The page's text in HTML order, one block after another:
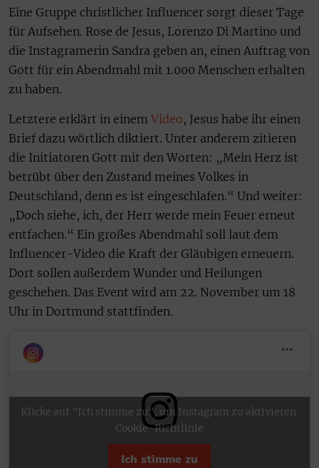
Eine Gruppe christlicher Influencer sorgt dieser Tage
für Aufsehen. Rose de Jesus, Lorenzo Di Martino und
die Instagramerin Sandra geben an, einen Auftrag von
Gott für ein Abendmahl mit 1.000 Menschen erhalten
zu haben.
Letztere erklärt in einem Video, Jesus habe ihr einen
Brief dazu wörtlich diktiert. Unter anderem zitieren
die Initiatoren Gott mit den Worten: „Mein Herz ist
betrübt über den Zustand meines Volkes in
Deutschland, denn es ist eingeschlafen.“ Und weiter:
„Doch siehe, ich, der Herr werde mein Feuer erneut
entfachen.“ Ein großes Abendmahl soll laut dem
Influencer-Video die Kraft der Gläubigen erneuern.
Dort sollen außerdem Wunder und Heilungen
geschehen. Das Event wird am 22. November um 18
Uhr in Dortmund stattfinden.
Klicke auf "Ich stimme zu", um Instagram zu aktivieren
Cookie-Richtlinie
Ich stimme zu